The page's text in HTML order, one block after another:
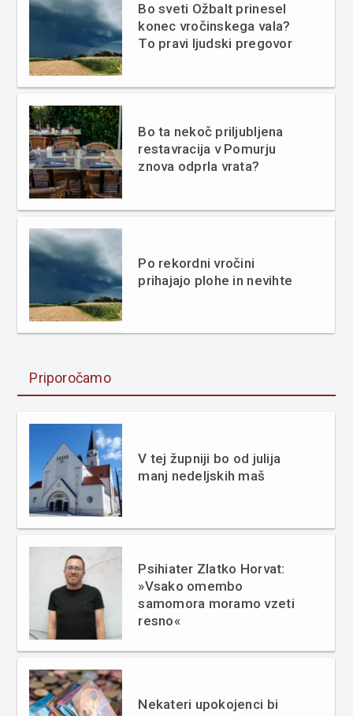
Bo sveti Ožbalt prinesel
konec vročinskega vala?
To pravi ljudski pregovor
Bo ta nekoč priljubljena
restavracija v Pomurju
znova odprla vrata?
Po rekordni vročini
prihajajo plohe in nevihte
Priporočamo
V tej župniji bo od julija
manj nedeljskih maš
Psihiater Zlatko Horvat:
»Vsako omembo
samomora moramo vzeti
resno«
Nekateri upokojenci bi